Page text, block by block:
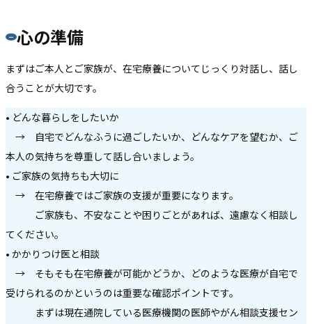
心の準備
まずはご本人とご家族が、在宅療養についてじっくり対話し、話し
合うことが大切です。
• どんな暮らしをしたいか
→ 自宅でどんなふうに過ごしたいか、どんなケアを望むか、ご
本人の気持ちを尊重して話し合いましょう。
• ご家族の気持ちも大切に
→ 在宅療養ではご家族の支援が重要になります。
ご家族も、不安なことや困りごとがあれば、遠慮なく相談し
てください。
• かかりつけ医と相談
→ そもそも在宅療養が可能かどうか、どのような医療が自宅で
受けられるのかというのは重要な確認ポイントです。
まずは現在通院している医療機関の医師やがん相談支援セン